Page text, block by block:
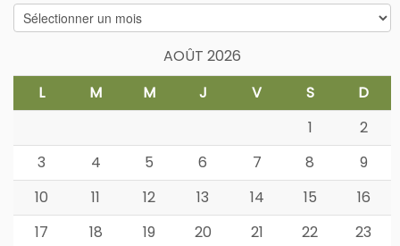
Archives
AOÛT 2026
L
M M J V S
D
1
2
3
4 5 6 7 8
9
10
11 12 13 14 15
16
17
18 19 20 21 22
23